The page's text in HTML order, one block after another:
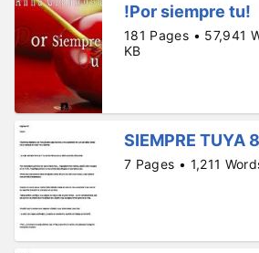
!Por siempre tu!
181 Pages • 57,941
KB
SIEMPRE TUYA
7 Pages • 1,211